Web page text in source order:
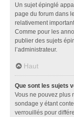
Un sujet épinglé
page du forum dans
relativement
Comme pour les
publier des sujets
l’administrateur.
Haut
Que sont les sujets
Vous ne pouvez plus
sondage y étant
verrouillés pour